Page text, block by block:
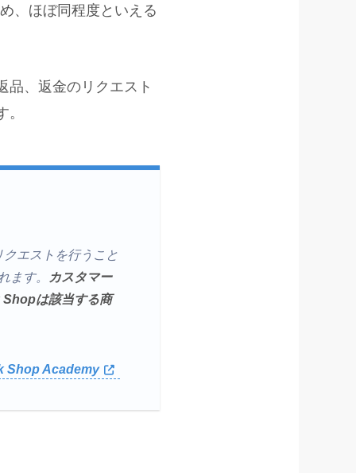
、ほぼ同程度といえる
品、返金のリクエスト
エストを行うこと
ます。
カスタマー
Shopは該当する商
Shop Academy